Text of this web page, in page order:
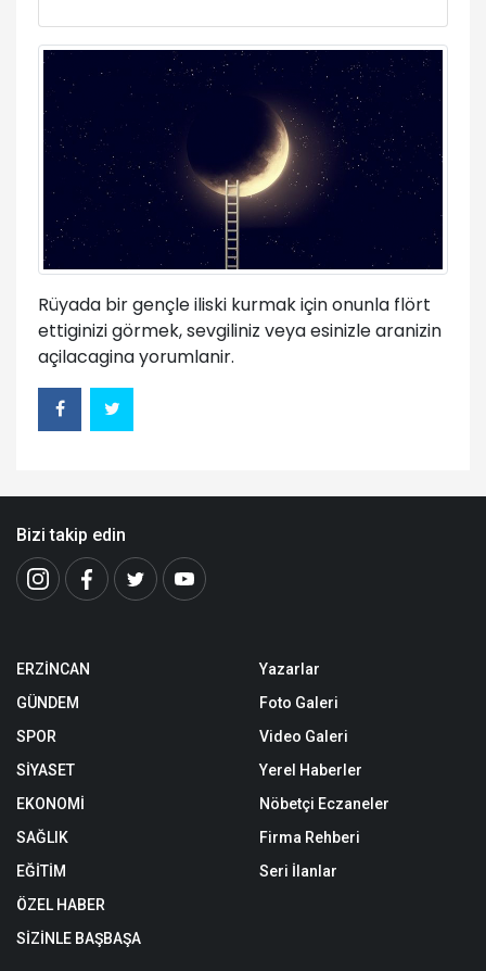
Rüyada bir gençle iliski kurmak için onunla flört
ettiginizi görmek, sevgiliniz veya esinizle aranizin
açilacagina yorumlanir.
Bizi takip edin
ERZİNCAN
GÜNDEM
SPOR
SİYASET
EKONOMİ
SAĞLIK
EĞİTİM
ÖZEL HABER
SİZİNLE BAŞBAŞA
Yazarlar
Foto Galeri
Video Galeri
Yerel Haberler
Nöbetçi Eczaneler
Firma Rehberi
Seri İlanlar